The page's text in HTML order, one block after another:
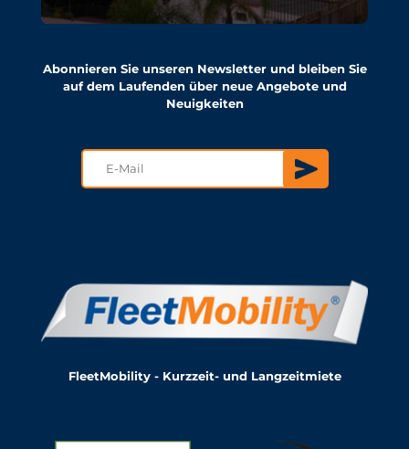
Abonnieren Sie unseren Newsletter und bleiben Sie
auf dem Laufenden über neue Angebote und
Neuigkeiten
FleetMobility - Kurzzeit- und Langzeitmiete